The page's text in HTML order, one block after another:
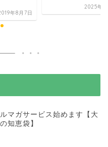
年8月7日
2025年9
マガサービス始めます【大
知恵袋】